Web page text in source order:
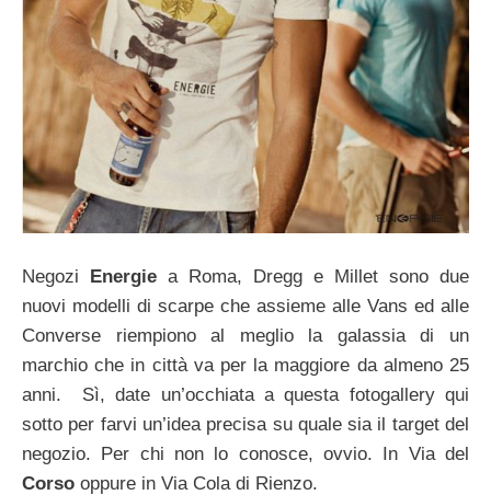
Negozi Energie a Roma, Dregg e Millet sono due
nuovi modelli di scarpe che assieme alle Vans ed alle
Converse riempiono al meglio la galassia di un
marchio che in città va per la maggiore da almeno 25
anni. Sì, date un’occhiata a questa fotogallery qui
sotto per farvi un’idea precisa su quale sia il target del
negozio. Per chi non lo conosce, ovvio. In Via del
Corso oppure in Via Cola di Rienzo.